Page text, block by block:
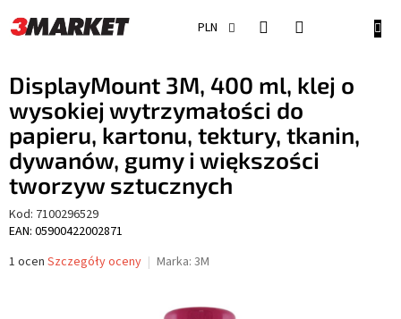
do
treści
PLN
DisplayMount 3M, 400 ml, klej o
wysokiej wytrzymałości do
papieru, kartonu, tektury, tkanin,
dywanów, gumy i większości
tworzyw sztucznych
Kod: 7100296529
EAN: 05900422002871
Średnia
1 ocen Szczegóły oceny Marka: 3M